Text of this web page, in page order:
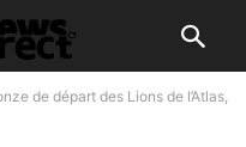
de départ des Lions de l’Atlas,